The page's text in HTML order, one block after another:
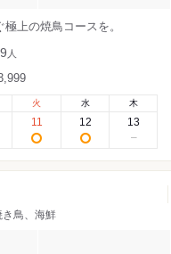
上の焼鳥コースを。
人
火
11
水
12
木
13
き鳥、海鮮